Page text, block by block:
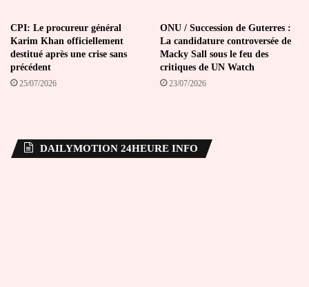
CPI: Le procureur général
Karim Khan officiellement
destitué après une crise sans
précédent
25/07/2026
ONU / Succession de Guterres :
La candidature controversée de
Macky Sall sous le feu des
critiques de UN Watch
23/07/2026
DAILYMOTION 24HEURE INFO